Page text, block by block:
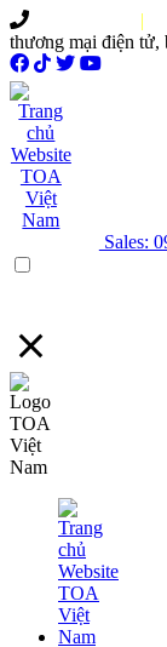
|
thương mại điện tử,
Sales: